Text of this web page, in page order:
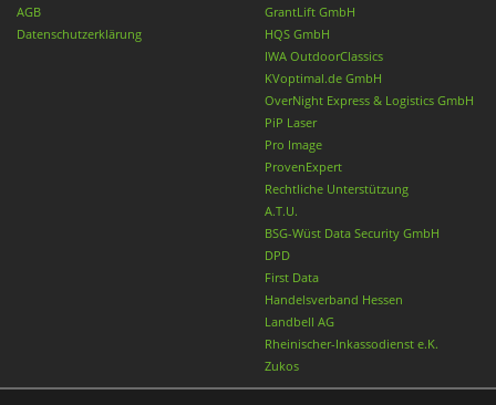
AGB
Datenschutzerklärung
GrantLift GmbH
HQS GmbH
IWA OutdoorClassics
KVoptimal.de GmbH
OverNight Express & Logistics GmbH
PiP Laser
Pro Image
ProvenExpert
Rechtliche Unterstützung
A.T.U.
BSG-Wüst Data Security GmbH
DPD
First Data
Handelsverband Hessen
Landbell AG
Rheinischer-Inkassodienst e.K.
Zukos